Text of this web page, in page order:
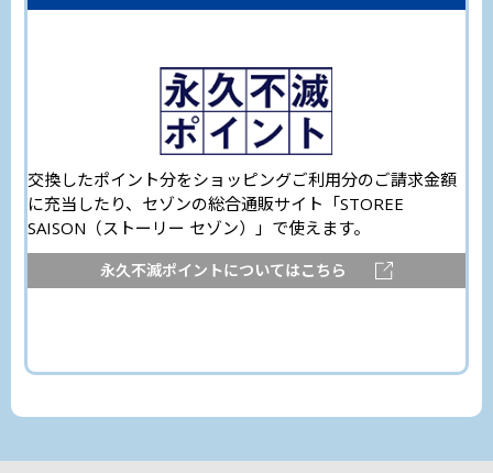
交換したポイント分をショッピングご利用分のご請求金額
に充当したり、 セゾンの総合通販サイト「STOREE
SAISON（ストーリー セゾン）」で使えます。
永久不滅ポイントについてはこちら